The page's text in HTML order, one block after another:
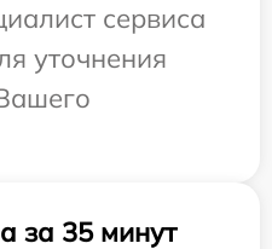
сервиса
уточнения
за 35 минут